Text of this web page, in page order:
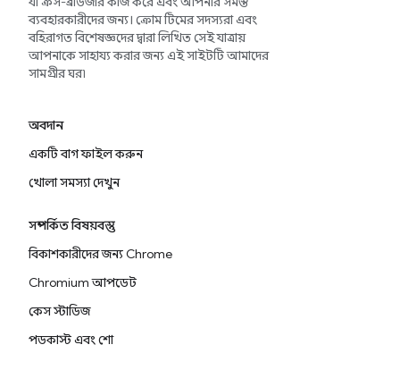
ব্যবহারকারীদের জন্য। ক্রোম টিমের সদস্যরা এবং
বহিরাগত বিশেষজ্ঞদের দ্বারা লিখিত সেই যাত্রায়
আপনাকে সাহায্য করার জন্য এই সাইটটি আমাদের
সামগ্রীর ঘর৷
অবদান
একটি বাগ ফাইল করুন
খোলা সমস্যা দেখুন
সম্পর্কিত বিষয়বস্তু
বিকাশকারীদের জন্য Chrome
Chromium আপডেট
কেস স্টাডিজ
পডকাস্ট এবং শো